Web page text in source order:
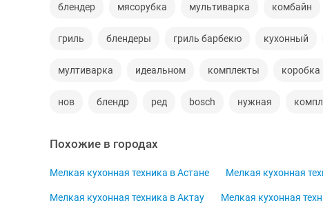
блендер мясорубка мультиварка комбайн
гриль блендеры гриль барбекю кухонный
мултиварка идеальном комплекты коробка
нов блендр ред bosch нужная
Похожие в городах
Мелкая кухонная техника в Астане Мелкая кухонная
Мелкая кухонная техника в Актау Мелкая кухонная